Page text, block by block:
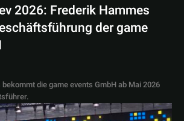
2026: Frederik Hammes
der game
die game events GmbH ab Mai 2026